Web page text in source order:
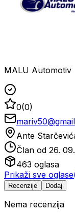
MALU Automotiv
0(0)
Ante
Član od 26.
463 oglasa
Prikaži sve oglase
Recenzije Dodaj
Nema recenzija